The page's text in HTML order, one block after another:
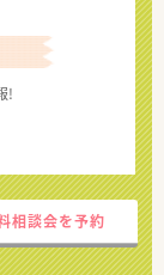
!
相談会を予約